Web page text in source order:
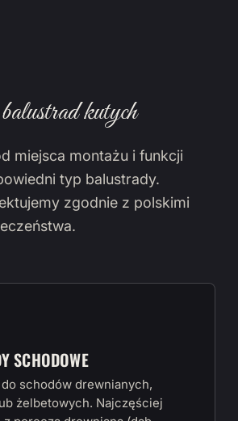
kutych
miejsca montażu i funkcji
typ balustrady.
zgodnie z polskimi
SCHODOWE
schodów drewnianych,
żelbetowych. Najczęściej